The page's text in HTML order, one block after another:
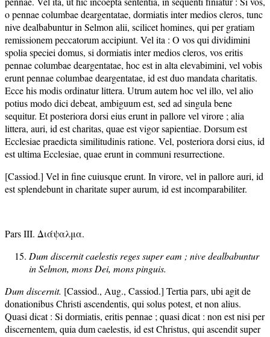
o pennae columbae deargentatae, dormiatis inter medios cleros, tunc
nive dealbabuntur in Selmon alii, scilicet homines, qui per gratiam
remissionem peccatorum accipiunt. Vel ita : O vos qui dividimini
spolia speciei domus, si dormiatis inter medios cleros, vos eritis
pennae columbae deargentatae, hoc est in alta elevabimini, vel vobis
erunt pennae columbae deargentatae, id est duo mandata charitatis.
Ecce his modis ordinatur littera. Utrum autem hoc vel illo, vel alio
potius modo dici debeat, ambiguum est, sed ad singula bene
sequitur. Et posteriora dorsi eius erunt in pallore vel virore ; alia
littera, auri, id est charitas, quae est vigor sapientiae. Dorsum est
Ecclesiae praedicta similitudinis ratione. Vel, posteriora dorsi eius, id
est ultima Ecclesiae, quae erunt in communi resurrectione.
[Cassiod.] Vel in fine cuiusque erunt. In virore, vel in pallore auri, id
est splendebunt in charitate super aurum, id est incomparabiliter.
Pars III. Διάψαλμα.
Dum discernit caelestis reges super eam ; nive dealbabuntur
in Selmon, mons Dei, mons pinguis.
Dum discernit. [Cassiod., Aug., Cassiod.] Tertia pars, ubi agit de
donationibus Christi ascendentis, qui solus potest, et non alius.
Quasi dicat : Si dormiatis, eritis pennae ; quasi dicat : non est nisi per
discernentem, quia dum caelestis, id est Christus, qui ascendit super